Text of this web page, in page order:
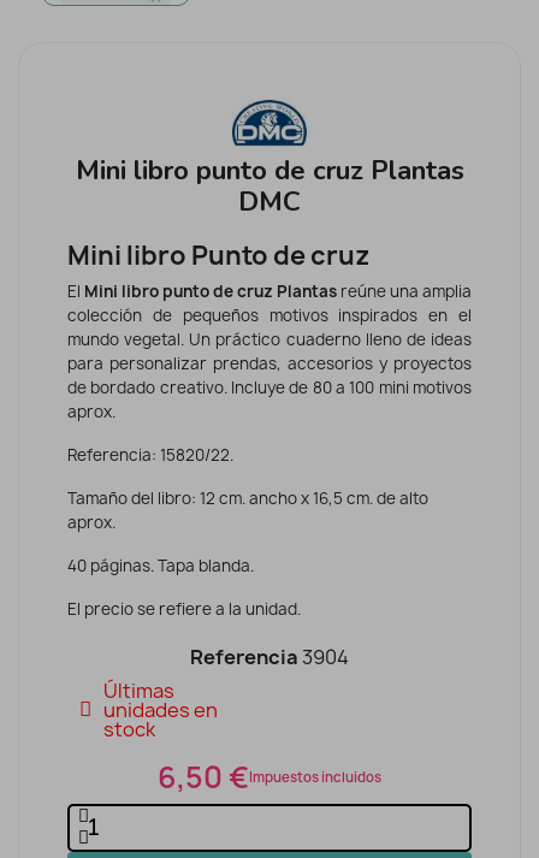
Mini libro punto de cruz Plantas
DMC
Mini libro Punto de cruz
El Mini libro punto de cruz Plantas reúne una amplia
colección de pequeños motivos inspirados en el
mundo vegetal. Un práctico cuaderno lleno de ideas
para personalizar prendas, accesorios y proyectos
de bordado creativo. Incluye de 80 a 100 mini motivos
aprox.
Referencia: 15820/22.
Tamaño del libro: 12 cm. ancho x 16,5 cm. de alto
aprox.
40 páginas. Tapa blanda.
El precio se refiere a la unidad.
Referencia 3904
Últimas
unidades en
stock
6,50 €Impuestos incluidos